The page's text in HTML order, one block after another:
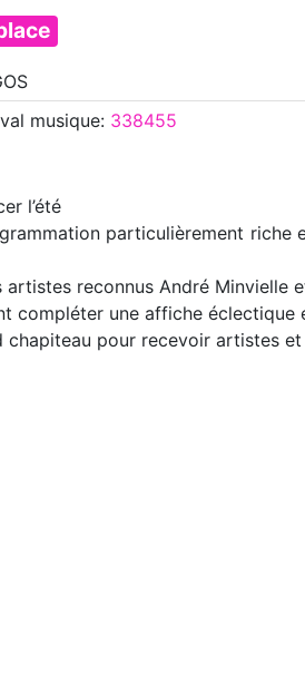
musique: 338455
l’été
particulièrement riche
reconnus André Minvielle
compléter une affiche éclectique
chapiteau pour recevoir artistes